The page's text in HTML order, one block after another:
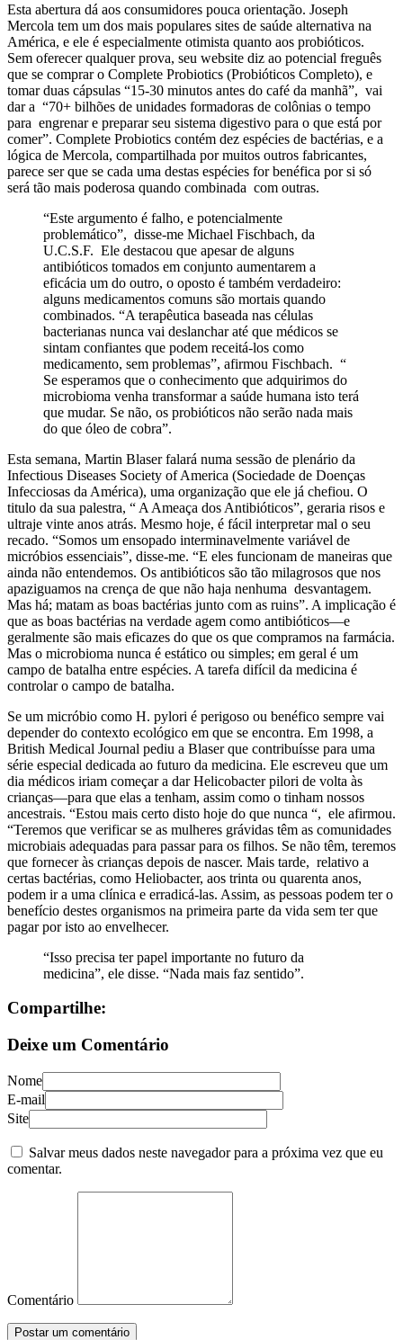
Esta abertura dá aos consumidores pouca orientação. Joseph
Mercola tem um dos mais populares sites de saúde alternativa na
América, e ele é especialmente otimista quanto aos probióticos.
Sem oferecer qualquer prova, seu website diz ao potencial freguês
que se comprar o Complete Probiotics (Probióticos Completo), e
tomar duas cápsulas “15-30 minutos antes do café da manhã”, vai
dar a “70+ bilhões de unidades formadoras de colônias o tempo
para engrenar e preparar seu sistema digestivo para o que está por
comer”. Complete Probiotics contém dez espécies de bactérias, e a
lógica de Mercola, compartilhada por muitos outros fabricantes,
parece ser que se cada uma destas espécies for benéfica por si só
será tão mais poderosa quando combinada com outras.
“Este argumento é falho, e potencialmente
problemático”, disse-me Michael Fischbach, da
U.C.S.F. Ele destacou que apesar de alguns
antibióticos tomados em conjunto aumentarem a
eficácia um do outro, o oposto é também verdadeiro:
alguns medicamentos comuns são mortais quando
combinados. “A terapêutica baseada nas células
bacterianas nunca vai deslanchar até que médicos se
sintam confiantes que podem receitá-los como
medicamento, sem problemas”, afirmou Fischbach. “
Se esperamos que o conhecimento que adquirimos do
microbioma venha transformar a saúde humana isto terá
que mudar. Se não, os probióticos não serão nada mais
do que óleo de cobra”.
Esta semana, Martin Blaser falará numa sessão de plenário da
Infectious Diseases Society of America (Sociedade de Doenças
Infecciosas da América), uma organização que ele já chefiou. O
titulo da sua palestra, “ A Ameaça dos Antibióticos”, geraria risos e
ultraje vinte anos atrás. Mesmo hoje, é fácil interpretar mal o seu
recado. “Somos um ensopado interminavelmente variável de
micróbios essenciais”, disse-me. “E eles funcionam de maneiras que
ainda não entendemos. Os antibióticos são tão milagrosos que nos
apaziguamos na crença de que não haja nenhuma desvantagem.
Mas há; matam as boas bactérias junto com as ruins”. A implicação é
que as boas bactérias na verdade agem como antibióticos—e
geralmente são mais eficazes do que os que compramos na farmácia.
Mas o microbioma nunca é estático ou simples; em geral é um
campo de batalha entre espécies. A tarefa difícil da medicina é
controlar o campo de batalha.
Se um micróbio como H. pylori é perigoso ou benéfico sempre vai
depender do contexto ecológico em que se encontra. Em 1998, a
British Medical Journal pediu a Blaser que contribuísse para uma
série especial dedicada ao futuro da medicina. Ele escreveu que um
dia médicos iriam começar a dar Helicobacter pilori de volta às
crianças—para que elas a tenham, assim como o tinham nossos
ancestrais. “Estou mais certo disto hoje do que nunca “, ele afirmou.
“Teremos que verificar se as mulheres grávidas têm as comunidades
microbiais adequadas para passar para os filhos. Se não têm, teremos
que fornecer às crianças depois de nascer. Mais tarde, relativo a
certas bactérias, como Heliobacter, aos trinta ou quarenta anos,
podem ir a uma clínica e erradicá-las. Assim, as pessoas podem ter o
benefício destes organismos na primeira parte da vida sem ter que
pagar por isto ao envelhecer.
“Isso precisa ter papel importante no futuro da
medicina”, ele disse. “Nada mais faz sentido”.
Compartilhe:
Deixe um Comentário
Nome
E-mail
Site
Salvar meus dados neste navegador para a próxima vez que eu
comentar.
Comentário